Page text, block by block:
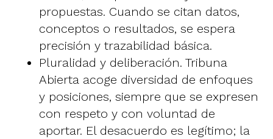
propuestas. Cuando se citan datos,
conceptos o resultados, se espera
precisión y trazabilidad básica.
Pluralidad y deliberación. Tribuna
Abierta acoge diversidad de enfoques
y posiciones, siempre que se expresen
con respeto y con voluntad de
aportar. El desacuerdo es legítimo; la